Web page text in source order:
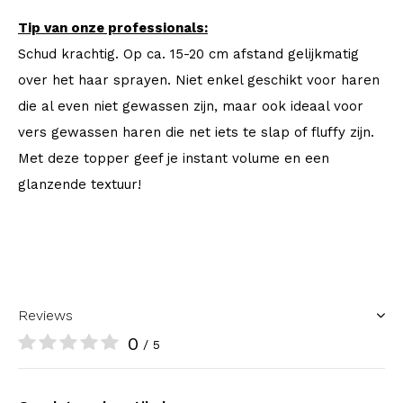
Tip van onze professionals:
Schud krachtig. Op ca. 15-20 cm afstand gelijkmatig
over het haar sprayen. Niet enkel geschikt voor haren
die al even niet gewassen zijn, maar ook ideaal voor
vers gewassen haren die net iets te slap of fluffy zijn.
Met deze topper geef je instant volume en een
glanzende textuur!
Reviews
0 / 5